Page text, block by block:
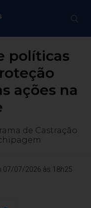
políticas
ações na
de Castração
07/07/2026 às 18h25